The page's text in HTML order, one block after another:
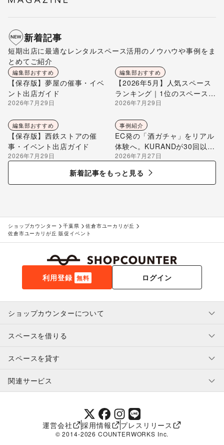
新着記事
短期出店に最適なレンタルスペース活用のノウハウや事例をま
とめてご紹介
編集部おすすめ
【保存版】夢屋の催事・イベ
ント出店ガイド
2026年7月29日
編集部おすすめ
【2026年5月】人気スペース
ランキング｜1位のスペースを
編集部が解説
2026年7月29日
編集部おすすめ
【保存版】西鉄ストアの催
事・イベント出店ガイド
2026年7月29日
事例紹介
EC発の「酒ガチャ」をリアル
体験へ。KURANDが30回以上
のポップアップ出店で届け
る“新しいお酒との出会い”
2026年7月27日
新着記事をもっと見る
ショップカウンター 千葉県
佐倉市ユーカリが丘
佐倉市ユーカリが丘 販促イベント
利用登録 無料 ログイン
ショップカウンターについて
利用規約・ガイドライン
特定商取引法に基づく表示
補償プログラム
スペースを借りる
スペースを借りたい人へ
ユーザー利用規約
提携パートナー
スペースを貸す
スペースを貸したい方へ
オーナー利用規約
関連サービス
SHOPCOUNTER MAGAZINE
ショップカウンターエンタープライズ
ショップカウンター常設
運営会社 採用情報 プレスリリース
© 2014-2026 COUNTERWORKS Inc.